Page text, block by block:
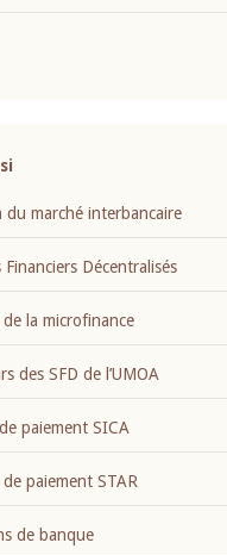
du marché interbancaire
Financiers Décentralisés
la microfinance
des SFD de l’UMOA
paiement SICA
paiement STAR
de banque